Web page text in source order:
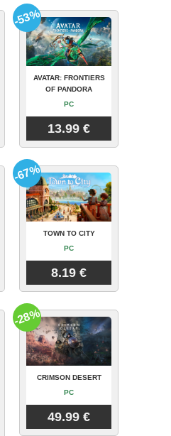
AVATAR: FRONTIERS
OF PANDORA
PC
13.99 €
-53%
TOWN TO CITY
PC
8.19 €
-67%
CRIMSON DESERT
PC
49.99 €
-28%